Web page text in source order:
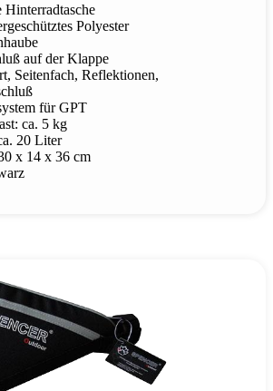
Polyester
auf der Klappe
Seitenfach, Reflektionen,
für GPT
ca. 5 kg
20 Liter
x 14 x 36 cm